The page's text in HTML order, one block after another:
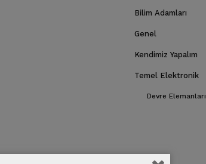
Bilim Adamları
Genel
Kendimiz Yapalım
Temel Elektronik
Devre Elemanları